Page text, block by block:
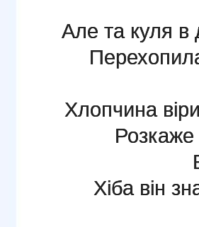
Але та куля в
Хлопчина
Хіба він